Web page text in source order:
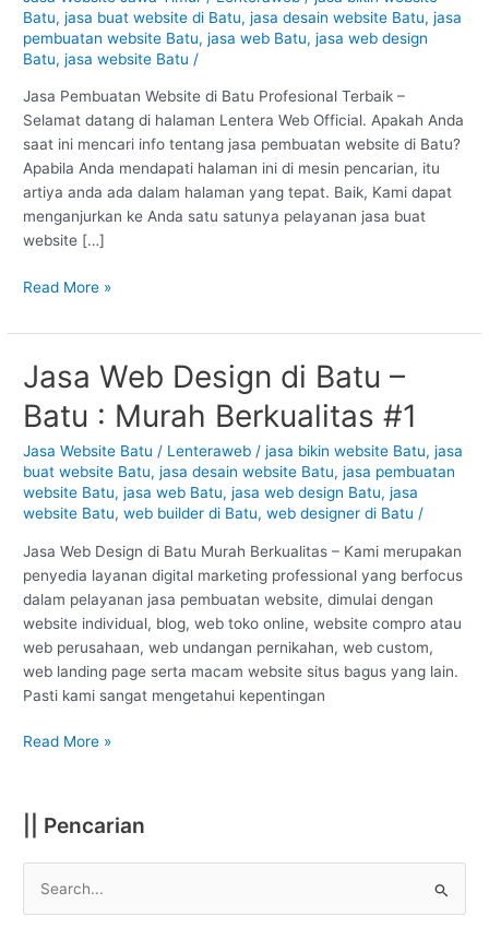
Batu,jasa buat website di Batu,jasa desain website Batu,jasa
pembuatan website Batu,jasa web Batu,jasa web design
Batu,jasa website Batu /
Jasa Pembuatan Website di Batu Profesional Terbaik –
Selamat datang di halaman Lentera Web Official. Apakah Anda
saat ini mencari info tentang jasa pembuatan website di Batu?
Apabila Anda mendapati halaman ini di mesin pencarian, itu
artiya anda ada dalam halaman yang tepat. Baik, Kami dapat
menganjurkan ke Anda satu satunya pelayanan jasa buat
website […]
Batu
:
Profesional
Read More »
Jasa Web Design di Batu –
Batu : Murah Berkualitas #1
Jasa Website Batu / Lenteraweb/jasa bikin website Batu,jasa
buat website Batu,jasa desain website Batu,jasa pembuatan
website Batu,jasa web Batu,jasa web design Batu,jasa
website Batu,web builder di Batu,web designer di Batu /
Jasa Web Design di Batu Murah Berkualitas – Kami merupakan
penyedia layanan digital marketing professional yang berfocus
dalam pelayanan jasa pembuatan website, dimulai dengan
website individual, blog, web toko online, website compro atau
web perusahaan, web undangan pernikahan, web custom,
web landing page serta macam website situs bagus yang lain.
Pasti kami sangat mengetahui kepentingan
Jasa
Web
Design
Batu
–
Batu
Murah
Berkualitas
#1
Read More »
|| Pencarian